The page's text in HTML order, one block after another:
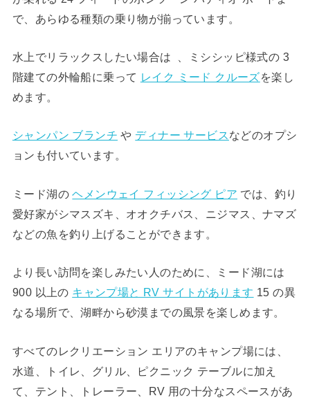
で、あらゆる種類の乗り物が揃っています。
水上でリラックスしたい場合は 、ミシシッピ様式の 3
階建ての外輪船に乗って レイク ミード クルーズを楽し
めます。
シャンパン ブランチ や ディナー サービスなどのオプシ
ョンも付いています。
ミード湖のヘメンウェイ フィッシング ピア では、釣り
愛好家がシマスズキ、オオクチバス、ニジマス、ナマズ
などの魚を釣り上げることができます。
より長い訪問を楽しみたい人のために、ミード湖には
900 以上の キャンプ場と RV サイトがあります 15 の異
なる場所で、湖畔から砂漠までの風景を楽しめます。
すべてのレクリエーション エリアのキャンプ場には、
水道、トイレ、グリル、ピクニック テーブルに加え
て、テント、トレーラー、RV 用の十分なスペースがあ